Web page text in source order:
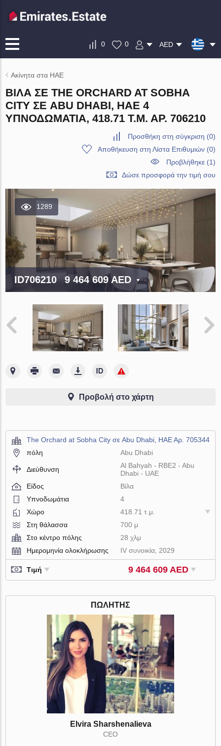
0 0 AED
Ακίνητα στα ΗΑΕ
ΒΊΛΑ ΣΕ THE ORCHARD AT SOBHA
CITY ΣΕ ABU DHABI, ΗΑΕ 4
ΥΠΝΟΔΩΜΆΤΙΑ, 418.71 Τ.Μ. ΑΡ. 706210
Προσθήκη στη σύγκριση (0)
Αποθήκευση στη Λίστα Επιθυμιών(0)
Προβλήθηκε (1)
Δώσε προσφορά την τιμή σου
1289
ID706210 9 464 609 AED
Προβολή στο χάρτη
The Orchard at Sobha City σε Abu Dhabi, ΗΑΕ Αρ. 705344
πόλη
Abu Dhabi
Διεύθυνση
Al Bahyah - RBE2 - Abu
Dhabi - UAE
Είδος
Βίλα
Υπνοδωμάτια
4
Χώρο
418.71 τ.μ.
Στη θάλασσα
700 μ
Στο κέντρο πόλης
28 χλμ
Ημερομηνία ολοκλήρωσης
IV συνοικία, 2029
Τιμή 9 464 609 AED
ΠΩΛΗΤΉΣ
Elvira Sharshenalieva
CEO